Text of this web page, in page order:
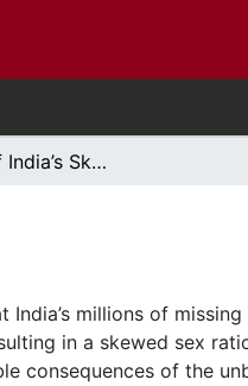
Implications of India’s Skewed Sex Ratio
millions of
in a skewed sex
consequences of the